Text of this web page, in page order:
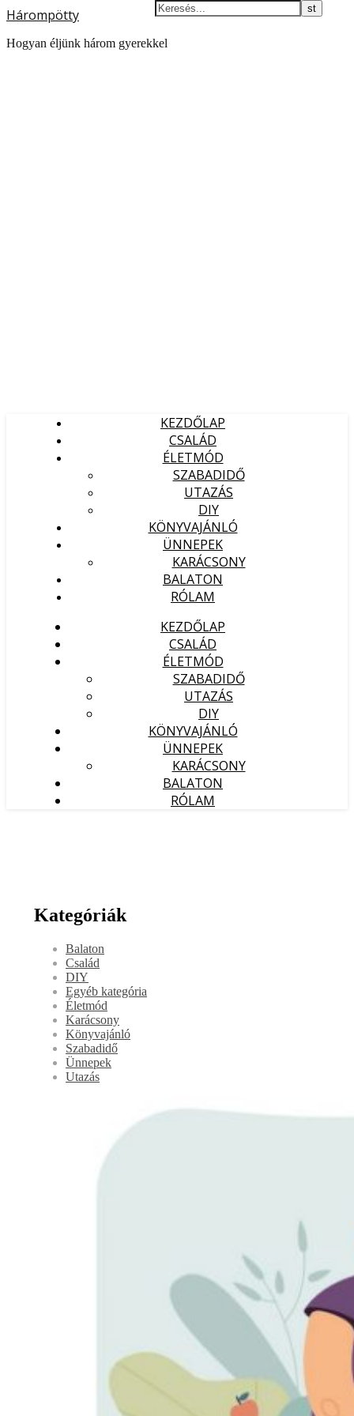
Hárompötty
Hogyan éljünk három gyerekkel
KEZDŐLAP
CSALÁD
ÉLETMÓD
SZABADIDŐ
UTAZÁS
DIY
KÖNYVAJÁNLÓ
ÜNNEPEK
KARÁCSONY
BALATON
RÓLAM
KEZDŐLAP
CSALÁD
ÉLETMÓD
SZABADIDŐ
UTAZÁS
DIY
KÖNYVAJÁNLÓ
ÜNNEPEK
KARÁCSONY
BALATON
RÓLAM
Kategóriák
Balaton
Család
DIY
Egyéb kategória
Életmód
Karácsony
Könyvajánló
Szabadidő
Ünnepek
Utazás